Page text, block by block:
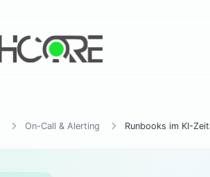
On-Call & Alerting Runbooks im KI-